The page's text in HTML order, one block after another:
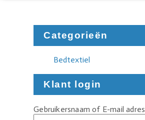
Categorieën
Bedtextiel
Klant login
Gebruikersnaam of E-mail adres